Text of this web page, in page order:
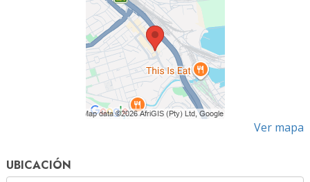
Ver mapa
UBICACIÓN